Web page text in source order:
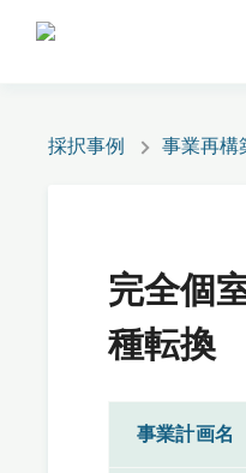
採択事例 事業再構
完全個
種転換
事業計画名